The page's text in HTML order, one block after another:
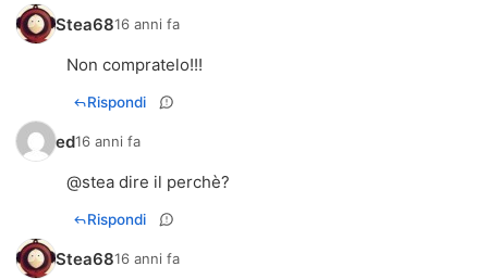
Stea6816 anni fa
Non compratelo!!!
Rispondi
ed16 anni fa
@stea dire il perchè?
Rispondi
Stea6816 anni fa